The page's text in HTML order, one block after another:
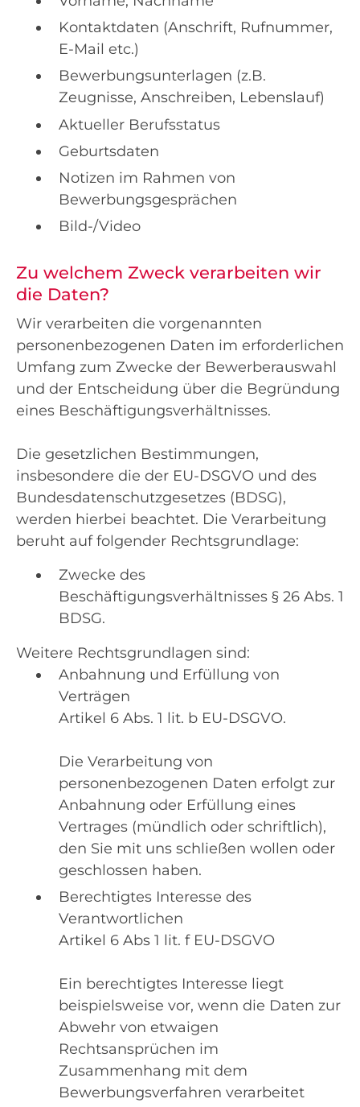
Kontaktdaten (Anschrift, Rufnummer,
E-Mail etc.)
Bewerbungsunterlagen (z.B.
Zeugnisse, Anschreiben, Lebenslauf)
Aktueller Berufsstatus
Geburtsdaten
Notizen im Rahmen von
Bewerbungsgesprächen
Bild-/Video
Zu welchem Zweck verarbeiten wir
die Daten?
Wir verarbeiten die vorgenannten
personenbezogenen Daten im erforderlichen
Umfang zum Zwecke der Bewerberauswahl
und der Entscheidung über die Begründung
eines Beschäftigungsverhältnisses.
Die gesetzlichen Bestimmungen,
insbesondere die der EU-DSGVO und des
Bundesdatenschutzgesetzes (BDSG),
werden hierbei beachtet. Die Verarbeitung
beruht auf folgender Rechtsgrundlage:
Zwecke des
Beschäftigungsverhältnisses § 26 Abs. 1
BDSG.
Weitere Rechtsgrundlagen sind:
Anbahnung und Erfüllung von
Verträgen
Artikel 6 Abs. 1 lit. b EU-DSGVO.
Die Verarbeitung von
personenbezogenen Daten erfolgt zur
Anbahnung oder Erfüllung eines
Vertrages (mündlich oder schriftlich),
den Sie mit uns schließen wollen oder
geschlossen haben.
Berechtigtes Interesse des
Verantwortlichen
Artikel 6 Abs 1 lit. f EU-DSGVO
Ein berechtigtes Interesse liegt
beispielsweise vor, wenn die Daten zur
Abwehr von etwaigen
Rechtsansprüchen im
Zusammenhang mit dem
Bewerbungsverfahren verarbeitet